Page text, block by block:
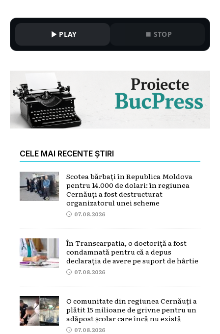
PLAY STOP
CELE MAI RECENTE ȘTIRI
Scotea bărbați în Republica Moldova
pentru 14.000 de dolari: în regiunea
Cernăuți a fost destructurat
organizatorul unei scheme
07.08.2026
În Transcarpatia, o doctoriță a fost
condamnată pentru că a depus
declarația de avere pe suport de hârtie
07.08.2026
O comunitate din regiunea Cernăuți a
plătit 15 milioane de grivne pentru un
adăpost școlar care încă nu există
07.08.2026